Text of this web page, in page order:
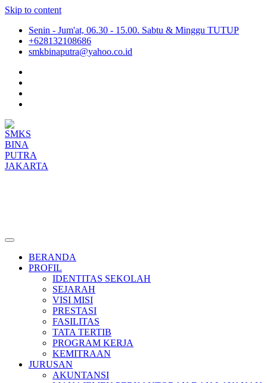
Skip to content
Senin - Jum'at, 06.30 - 15.00. Sabtu & Minggu TUTUP
+628132108686
smkbinaputra@yahoo.co.id
BERANDA
PROFIL
IDENTITAS SEKOLAH
SEJARAH
VISI MISI
PRESTASI
FASILITAS
TATA TERTIB
PROGRAM KERJA
KEMITRAAN
JURUSAN
AKUNTANSI